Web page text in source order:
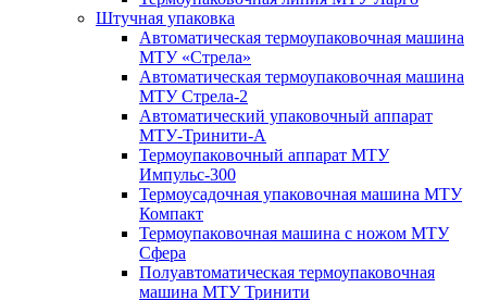
Штучная упаковка
Автоматическая термоупаковочная машина
МТУ «Стрела»
Автоматическая термоупаковочная машина
МТУ Стрела-2
Автоматический упаковочный аппарат
МТУ-Тринити-А
Термоупаковочный аппарат МТУ
Импульс-300
Термоусадочная упаковочная машина МТУ
Компакт
Термоупаковочная машина с ножом МТУ
Сфера
Полуавтоматическая термоупаковочная
машина МТУ Тринити